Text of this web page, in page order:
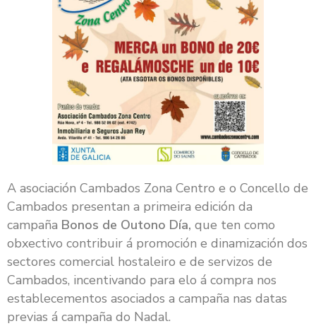
A asociación Cambados Zona Centro e o Concello de
Cambados presentan a primeira edición da
campaña Bonos de Outono Día, que ten como
obxectivo contribuir á promoción e dinamización dos
sectores comercial hostaleiro e de servizos de
Cambados, incentivando para elo á compra nos
establecementos asociados a campaña nas datas
previas á campaña do Nadal.